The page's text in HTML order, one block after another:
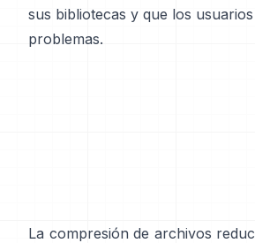
sus bibliotecas y que los
problemas.
La compresión de archivos